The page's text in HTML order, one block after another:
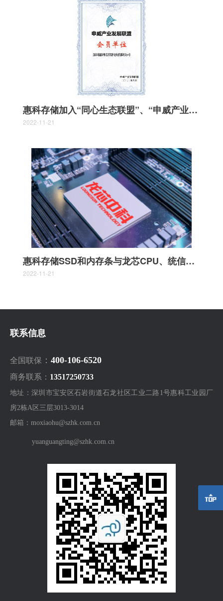
惠科存储加入“同心生态联盟”、“申威产业发展联盟”，合力共建信创生态共同体
2022-11-21
惠科存储SSD和内存条与龙芯CPU、统信软件完成互认证
2022-11-21
联系信息
全国联保 ： 400-106-6520
商务联系： 13517250733
地址：深圳市宝安区石岩街道石龙社区工业二路1号惠科工业园厂
房2栋A区三层3013-3014
邮箱：moxiaohu@szhk.com.cn
yuanguangting@szhk.com.cn